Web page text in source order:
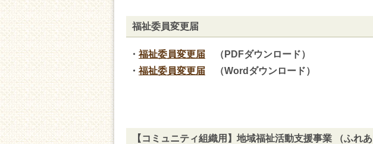
福祉委員変更届
・ 福祉委員変更届 （PDFダウンロード）
・ 福祉委員変更届 （Wordダウンロード）
【コミュニティ組織用】地域福祉活動支援事業 （ふれ